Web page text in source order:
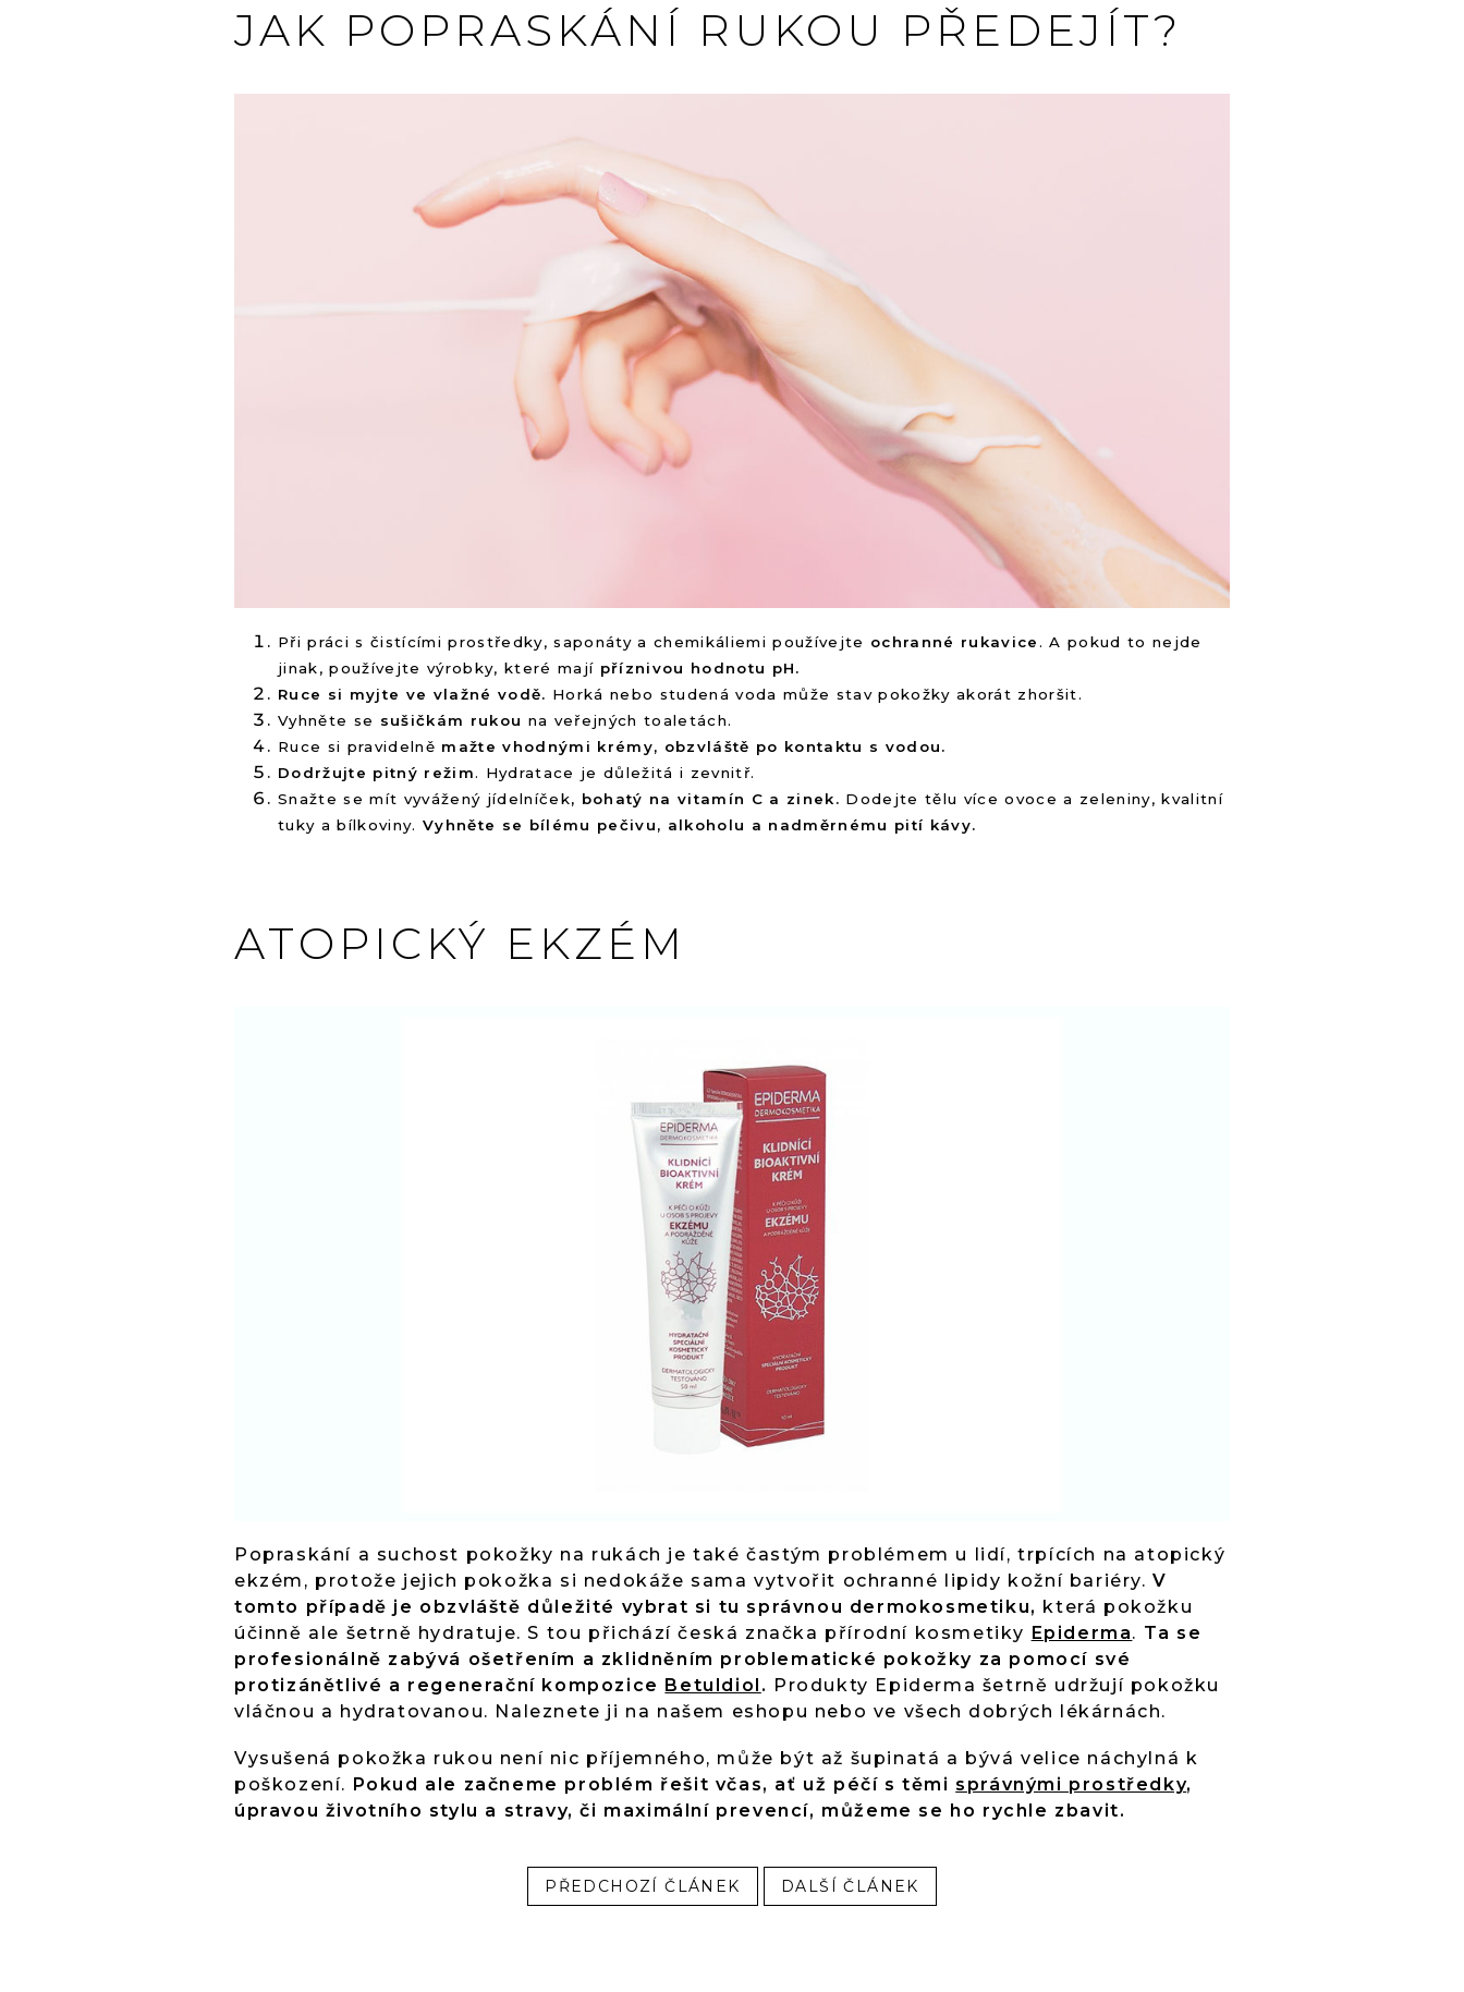
JAK POPRASKÁNÍ RUKOU PŘEDEJÍT?
Při práci s čistícími prostředky, saponáty a chemikáliemi používejte ochranné rukavice. A pokud to nejde
jinak, používejte výrobky, které mají příznivou hodnotu pH.
Ruce si myjte ve vlažné vodě. Horká nebo studená voda může stav pokožky akorát zhoršit.
Vyhněte se sušičkám rukou na veřejných toaletách.
Ruce si pravidelně mažte vhodnými krémy, obzvláště po kontaktu s vodou.
Dodržujte pitný režim. Hydratace je důležitá i zevnitř.
Snažte se mít vyvážený jídelníček, bohatý na vitamín C a zinek. Dodejte tělu více ovoce a zeleniny, kvalitní
tuky a bílkoviny.Vyhněte se bílému pečivu, alkoholu a nadměrnému pití kávy.
ATOPICKÝ EKZÉM
Popraskání a suchost pokožky na rukách je také častým problémem u lidí, trpících na atopický
ekzém, protože jejich pokožka si nedokáže sama vytvořit ochranné lipidy kožní bariéry.V
tomto případě je obzvláště důležité vybrat si tu správnou dermokosmetiku, která pokožku
účinně ale šetrně hydratuje. S tou přichází česká značka přírodní kosmetiky Epiderma. Ta se
profesionálně zabývá ošetřením a zklidněním problematické pokožky za pomocí své
protizánětlivé a regenerační kompozice Betuldiol . Produkty Epiderma šetrně udržují pokožku
vláčnou a hydratovanou. Naleznete ji na našem eshopu nebo ve všech dobrých lékárnách.
Vysušená pokožka rukou není nic příjemného, může být až šupinatá a bývá velice náchylná k
poškození. Pokud ale začneme problém řešit včas, ať už péčí s těmi správnými prostředky,
úpravou životního stylu a stravy, či maximální prevencí, můžeme se ho rychle zbavit.
PŘEDCHOZÍ ČLÁNEK DALŠÍ ČLÁNEK